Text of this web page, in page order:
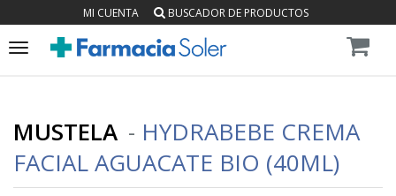
MI CUENTA BUSCADOR DE PRODUCTOS
Toggle
MUSTELA - HYDRABEBE CREMA
FACIAL AGUACATE BIO (40ML)